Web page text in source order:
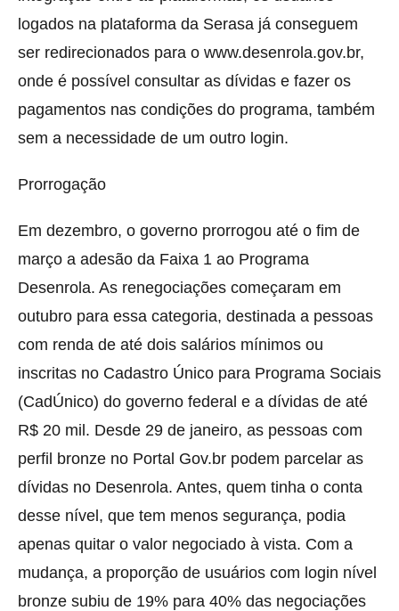
logados na plataforma da Serasa já conseguem
ser redirecionados para o www.desenrola.gov.br,
onde é possível consultar as dívidas e fazer os
pagamentos nas condições do programa, também
sem a necessidade de um outro login.
Prorrogação
Em dezembro, o governo prorrogou até o fim de
março a adesão da Faixa 1 ao Programa
Desenrola. As renegociações começaram em
outubro para essa categoria, destinada a pessoas
com renda de até dois salários mínimos ou
inscritas no Cadastro Único para Programa Sociais
(CadÚnico) do governo federal e a dívidas de até
R$ 20 mil. Desde 29 de janeiro, as pessoas com
perfil bronze no Portal Gov.br podem parcelar as
dívidas no Desenrola. Antes, quem tinha o conta
desse nível, que tem menos segurança, podia
apenas quitar o valor negociado à vista. Com a
mudança, a proporção de usuários com login nível
bronze subiu de 19% para 40% das negociações